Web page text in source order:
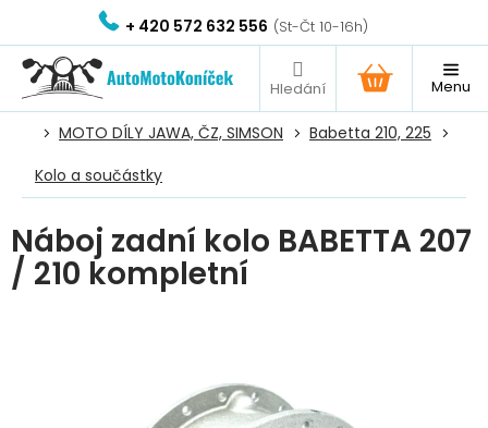
obsah
+ 420 572 632 556
NÁKUPNÍ
KOŠÍK
MOTO DÍLY JAWA, ČZ, SIMSON
Babetta 210, 225
Kolo a součástky
Náboj zadní kolo BABETTA 207
/ 210 kompletní